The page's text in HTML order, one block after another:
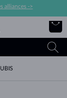
alliances ->